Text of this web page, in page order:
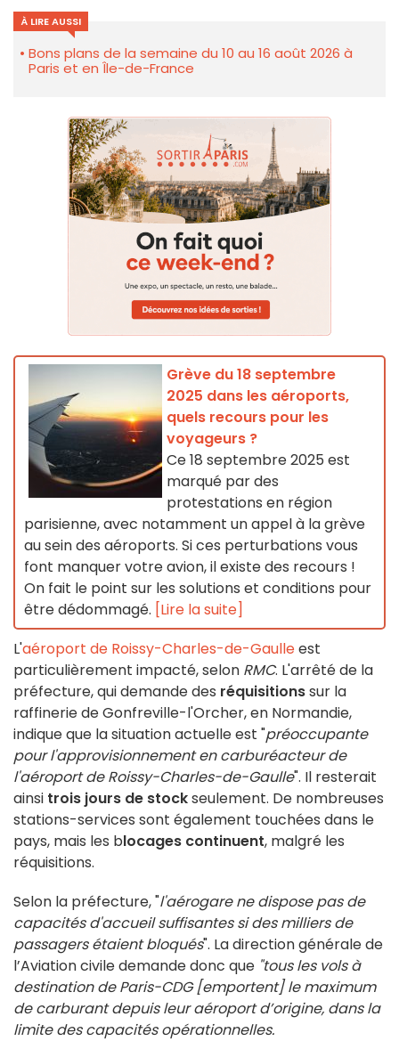
À LIRE AUSSI
Bons plans de la semaine du 10 au 16 août 2026 à
Paris et en Île-de-France
Grève du 18 septembre
2025 dans les aéroports,
quels recours pour les
voyageurs ?
Ce 18 septembre 2025 est
marqué par des
protestations en région
parisienne, avec notamment un appel à la grève
au sein des aéroports. Si ces perturbations vous
font manquer votre avion, il existe des recours !
On fait le point sur les solutions et conditions pour
être dédommagé. [Lire la suite]
L'aéroport de Roissy-Charles-de-Gaulleest
particulièrement impacté, selon RMC. L'arrêté de la
préfecture, qui demande des réquisitionssur la
raffinerie de Gonfreville-l'Orcher, en Normandie,
indique que la situation actuelle est "préoccupante
pour l'approvisionnement en carburéacteur de
l'aéroport de Roissy-Charles-de-Gaulle". Il resterait
ainsi trois jours de stockseulement. De nombreuses
stations-services sont également touchées dans le
pays, mais les blocages continuent, malgré les
réquisitions.
Selon la préfecture, "l'aérogare ne dispose pas de
capacités d'accueil suffisantes si des milliers de
passagers étaient bloqués". La direction générale de
l’Aviation civile demande donc que "tous les vols à
destination de Paris-CDG [emportent] le maximum
de carburant depuis leur aéroport d’origine, dans la
limite des capacités opérationnelles.